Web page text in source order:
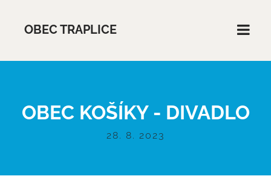
OBEC TRAPLICE
OBEC KOŠÍKY - DIVADLO
28. 8. 2023